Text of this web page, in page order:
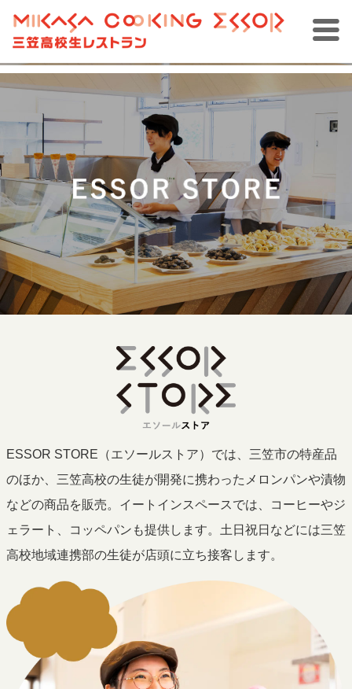
ESSOR STORE（エソールストア）では、三笠市の特産品
のほか、三笠高校の生徒が開発に携わったメロンパンや漬物
などの商品を販売。イートインスペースでは、コーヒーやジ
ェラート、コッペパンも提供します。土日祝日などには三笠
高校地域連携部の生徒が店頭に立ち接客します。